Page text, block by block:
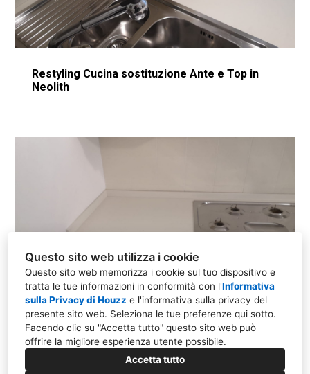
Questo sito web utilizza i cookie
Questo sito web memorizza i cookie sul tuo dispositivo e
tratta le tue informazioni in conformità con l'Informativa
sulla Privacy di Houzz e l'informativa sulla privacy del
presente sito web. Seleziona le tue preferenze qui sotto.
Facendo clic su "Accetta tutto" questo sito web può
offrire la migliore esperienza utente possibile.
Accetta tutto
Restyling Cucina sostituzione Ante e Top in
Neolith
Restyling Cucina sostituzione Ante e Top in
Neolith